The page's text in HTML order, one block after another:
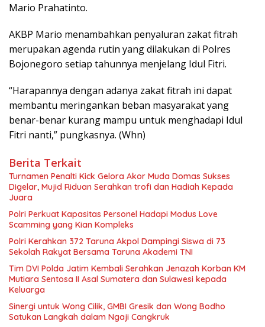
Mario Prahatinto.
AKBP Mario menambahkan penyaluran zakat fitrah
merupakan agenda rutin yang dilakukan di Polres
Bojonegoro setiap tahunnya menjelang Idul Fitri.
“Harapannya dengan adanya zakat fitrah ini dapat
membantu meringankan beban masyarakat yang
benar-benar kurang mampu untuk menghadapi Idul
Fitri nanti,” pungkasnya. (Whn)
Berita Terkait
Turnamen Penalti Kick Gelora Akor Muda Domas Sukses
Digelar, Mujid Riduan Serahkan trofi dan Hadiah Kepada
Juara
Polri Perkuat Kapasitas Personel Hadapi Modus Love
Scamming yang Kian Kompleks
Polri Kerahkan 372 Taruna Akpol Dampingi Siswa di 73
Sekolah Rakyat Bersama Taruna Akademi TNI
Tim DVI Polda Jatim Kembali Serahkan Jenazah Korban KM
Mutiara Sentosa II Asal Sumatera dan Sulawesi kepada
Keluarga
Sinergi untuk Wong Cilik, GMBI Gresik dan Wong Bodho
Satukan Langkah dalam Ngaji Cangkruk